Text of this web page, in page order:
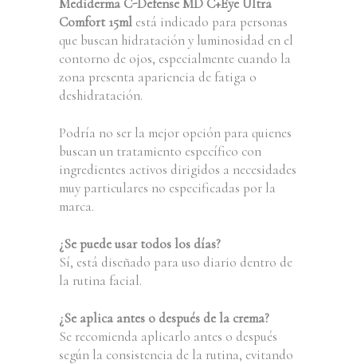
Mediderma C-Defense MD C+Eye Ultra
Comfort 15ml está indicado para personas
que buscan hidratación y luminosidad en el
contorno de ojos, especialmente cuando la
zona presenta apariencia de fatiga o
deshidratación.
Podría no ser la mejor opción para quienes
buscan un tratamiento específico con
ingredientes activos dirigidos a necesidades
muy particulares no especificadas por la
marca.
¿Se puede usar todos los días?
Sí, está diseñado para uso diario dentro de
la rutina facial.
¿Se aplica antes o después de la crema?
Se recomienda aplicarlo antes o después
según la consistencia de la rutina, evitando